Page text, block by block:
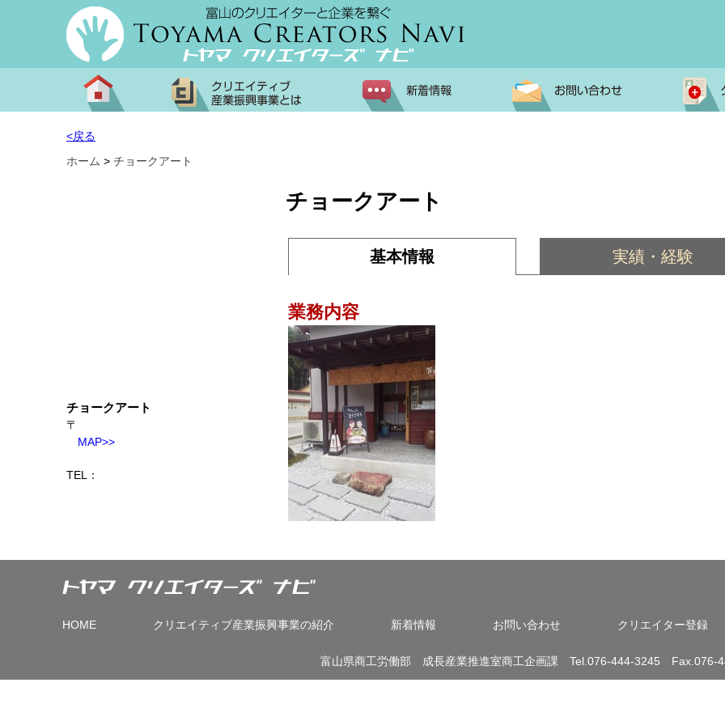
<戻る
ホーム > チョークアート
チョークアート
〒
MAP>>
TEL：
チョークアート
基本情報 実績・経験
業務内容
HOME クリエイティブ産業振興事業の紹介 新着情報 お問い合わせ クリエイター登録
富山県商工労働部 成長産業推進室商工企画課 Tel.076-444-3245 Fax.076-